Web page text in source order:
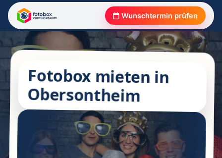
Wunschtermin prüfen
Fotobox mieten in
Obersontheim